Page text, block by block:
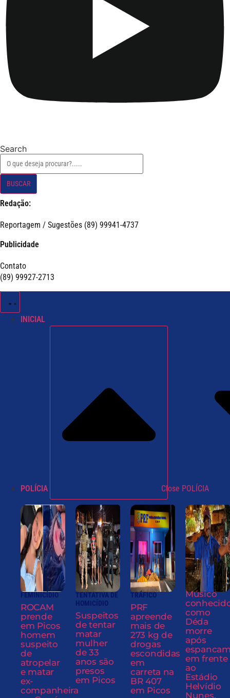
Search
BUSCAR
Redação:
Reportagem / Sugestões (89) 99941-4737
Publicidade
Contato
(89) 99927-2713
INICIAL
POLÍCIA Close POLÍCIA
FEMINICÍDIO
ROCAM
prende
em Picos
homem
suspeito
de
atropelar
e matar
ex-
companheira
TENTATIVA DE
HOMICÍDIO
Suspeitos
de tentar
matar
mulher
de 33
anos são
presos
em Picos
TRÁFICO
PRF
apreende
mais de
273 kg de
drogas
escondidas
em
carreta na
BR 407
em Picos
Músico
como
Déda
morre
após
em frente
ao
Estádio
Helvídio
Nunes,